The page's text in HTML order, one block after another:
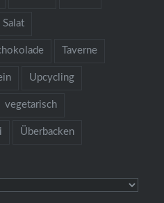
Salat
Taverne
Upcycling
vegetarisch
Überbacken